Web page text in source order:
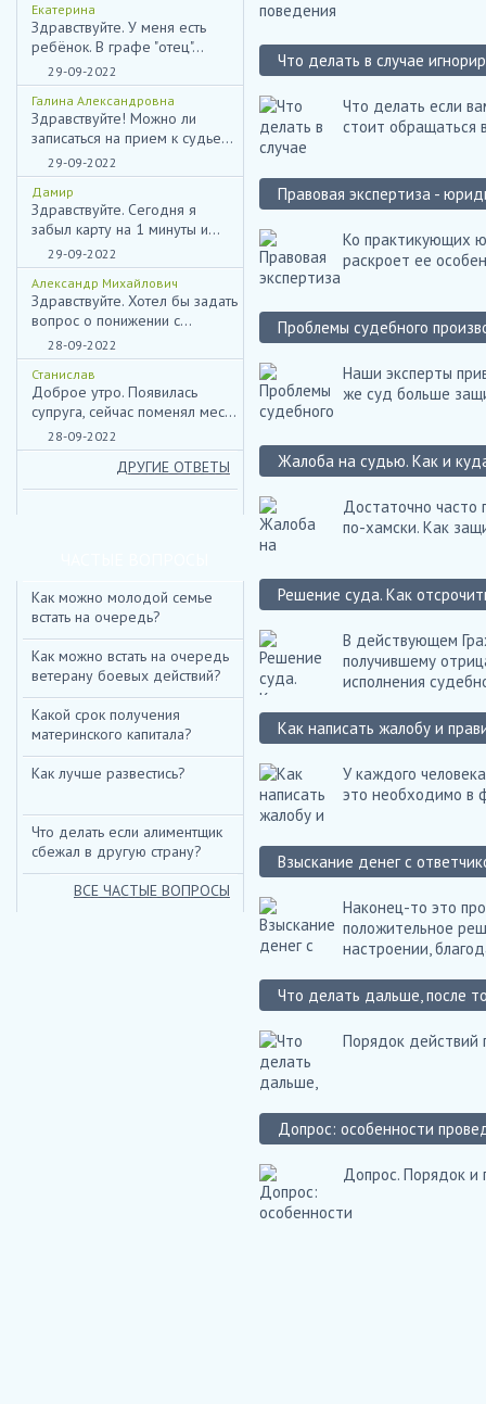
Екатерина
Здравствуйте. У меня есть
ребёнок. В графе "отец"...
29-09-2022
Галина Александровна
Здравствуйте! Можно ли
записаться на прием к судье...
29-09-2022
Дамир
Здравствуйте. Сегодня я
забыл карту на 1 минуты и...
29-09-2022
Александр Михайлович
Здравствуйте. Хотел бы задать
вопрос о понижении с...
28-09-2022
Станислав
Доброе утро. Появилась
супруга, сейчас поменял мес...
28-09-2022
ДРУГИЕ ОТВЕТЫ
Как можно молодой семье
встать на очередь?
Как можно встать на очередь
ветерану боевых действий?
Какой срок получения
материнского капитала?
Как лучше развестись?
Что делать если алиментщик
сбежал в другую страну?
ВСЕ ЧАСТЫЕ ВОПРОСЫ
Что делать в случае
Что делать если
стоит обращаться
Правовая экспертиза -
Ко практикующих
раскроет ее
Проблемы судебного
Наши эксперты
же суд больше
Жалоба на судью. Как и
Достаточно часто
по-хамски. Как
Решение суда. Как
В действующем
получившему
исполнения
Как написать жалобу и
У каждого
это необходимо в
Взыскание денег с
Наконец-то это
положительное
настроении,
Что делать дальше, после
Порядок действий
Допрос: особенности
Допрос. Порядок и